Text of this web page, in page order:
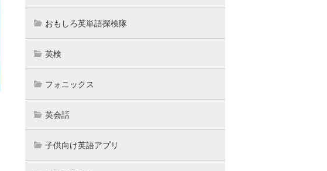
おもしろ英単語探検隊
英検
フォニックス
英会話
子供向け英語アプリ